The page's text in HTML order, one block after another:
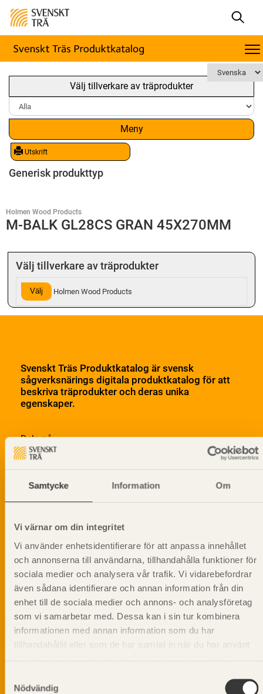
Samtycke Information Om
Vi värnar om din integritet
Vi använder enhetsidentifierare för att anpassa innehållet
och annonserna till användarna, tillhandahålla funktioner för
sociala medier och analysera vår trafik. Vi vidarebefordrar
även sådana identifierare och annan information från din
enhet till de sociala medier och annons- och analysföretag
som vi samarbetar med. Dessa kan i sin tur kombinera
informationen med annan information som du har
tillhandahållit eller som de har samlat in när du har använt
Nödvändig
Välj tillverkare av träprodukter
Meny
Utskrift
Generisk produkttyp
Holmen Wood Products
M-BALK GL28CS GRAN 45X270MM
Välj tillverkare av träprodukter
Välj Holmen Wood Products
Svenskt Träs Produktkatalog är svensk
sågverksnärings digitala produktkatalog för att
beskriva träprodukter och deras unika
egenskaper.
Dela på